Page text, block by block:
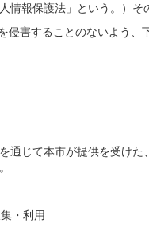
情報保護法」という。）そ
侵害することのないよう、
通じて本市が提供を受け
・利用